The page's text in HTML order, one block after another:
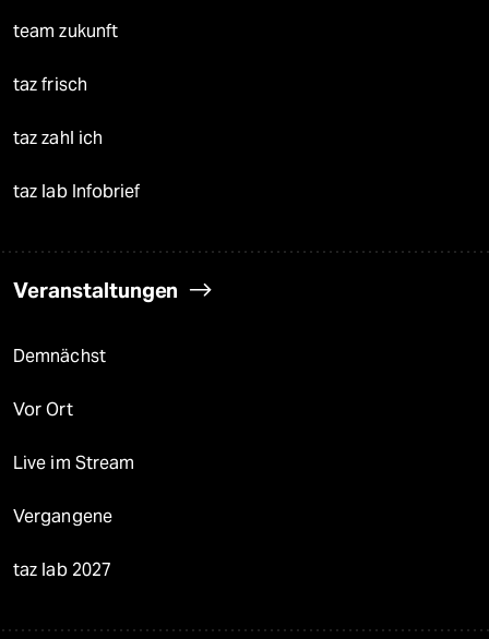
team zukunft
taz frisch
taz zahl ich
taz lab Infobrief
Veranstaltungen
Demnächst
Vor Ort
Live im Stream
Vergangene
taz lab 2027